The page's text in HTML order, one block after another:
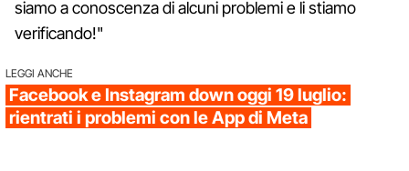
siamo a conoscenza di alcuni problemi e li stiamo
verificando!"
LEGGI ANCHE
Facebook e Instagram down oggi 19 luglio:
rientrati i problemi con le App di Meta